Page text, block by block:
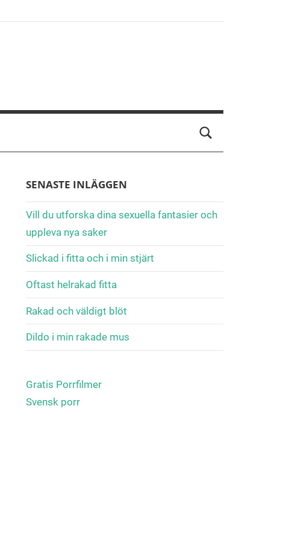
SENASTE INLÄGGEN
Vill du utforska dina sexuella fantasier och
uppleva nya saker
Slickad i fitta och i min stjärt
Oftast helrakad fitta
Rakad och väldigt blöt
Dildo i min rakade mus
Gratis Porrfilmer
Svensk porr